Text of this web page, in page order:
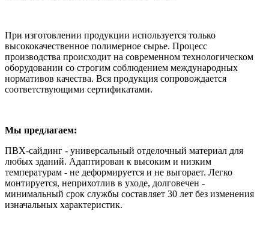
При изготовлении продукции используется только
высококачественное полимерное сырье. Процесс
производства происходит на современном технологическом
оборудовании со строгим соблюдением международных
нормативов качества. Вся продукция сопровождается
соответствующими сертификатами.
Мы предлагаем:
ПВХ-сайдинг - универсальный отделочный материал для
любых зданий. Адаптирован к высоким и низким
температурам - не деформируется и не выгорает. Легко
монтируется, неприхотлив в уходе, долговечен -
минимальный срок службы составляет 30 лет без изменения
изначальных характеристик.